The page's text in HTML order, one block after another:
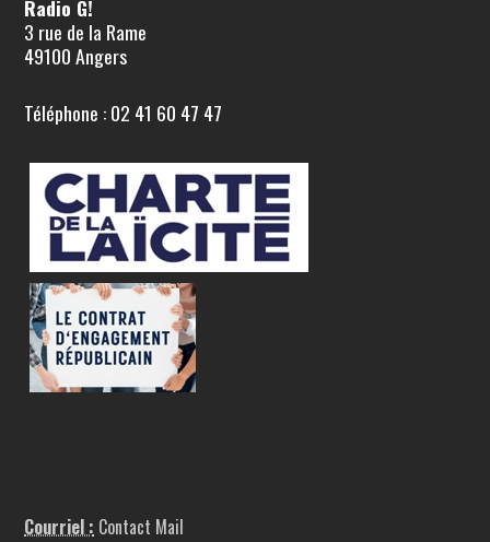
Radio G!
3 rue de la Rame
49100 Angers
Téléphone : 02 41 60 47 47
Courriel : Contact Mail